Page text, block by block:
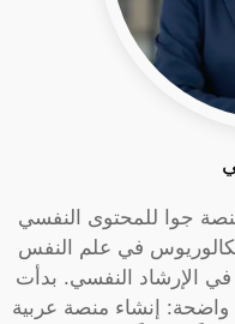
جوا للمحتوى النفسي
في علم النفس
الإرشاد النفسي. بدأت
في عام 2020 برؤية واضحة: إنشاء منصة عربية